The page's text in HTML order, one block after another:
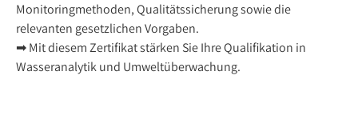
Monitoringmethoden, Qualitätssicherung sowie die
relevanten gesetzlichen Vorgaben.
➡ Mit diesem Zertifikat stärken Sie Ihre Qualifikation in
Wasseranalytik und Umweltüberwachung.